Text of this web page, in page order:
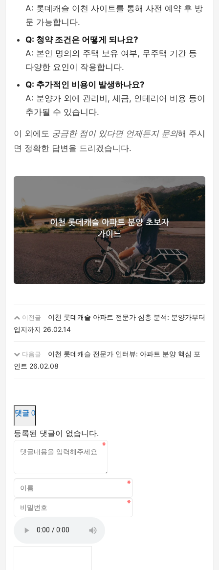
A: 롯데캐슬 이천 사이트를 통해 사전 예약 후 방
문 가능합니다.
Q: 청약 조건은 어떻게 되나요?
A: 본인 명의의 주택 보유 여부, 무주택 기간 등
다양한 요인이 작용합니다.
Q: 추가적인 비용이 발생하나요?
A: 분양가 외에 관리비, 세금, 인테리어 비용 등이
추가될 수 있습니다.
이 외에도 궁금한 점이 있다면 언제든지 문의해 주시
면 정확한 답변을 드리겠습니다.
이전글
이천 롯데캐슬 아파트 전문가 심층 분석: 분양가부터
입지까지 26.02.14
다음글
이천 롯데캐슬 전문가 인터뷰: 아파트 분양 핵심 포
인트 26.02.08
댓글 0
등록된 댓글이 없습니다.